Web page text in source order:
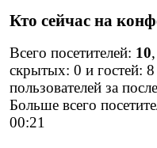
Кто сейчас на
Всего посетителей: 10
скрытых: 0 и гостей:
пользователей за
Больше всего
00:21